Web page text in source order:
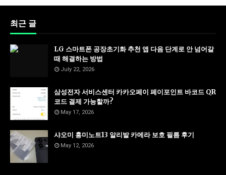
최근 글
LG 스마트폰 공장초기화 추천 앱 다음 단계로 안 넘어갈
때 해결하는 방법
July 22, 2026
삼성전자 서비스센터 카카오페이 페이포인트 바코드 QR
코드 결제 가능할까?
May 17, 2026
샤오미 홍미노트13 알리발 카메라 보호 필름 후기
May 12, 2026